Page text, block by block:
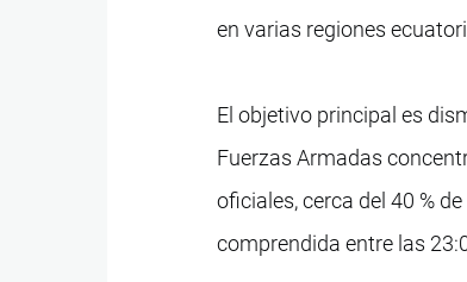
en varias regiones
El objetivo principal es
Fuerzas Armadas
oficiales, cerca del 40 %
comprendida entre las